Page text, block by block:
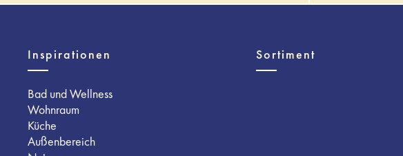
Inspirationen
Bad und Wellness
Wohnraum
Küche
Außenbereich
Sortiment